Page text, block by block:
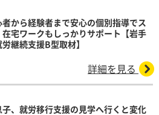
から経験者まで安心の個別指導でス
宅ワークもしっかりサポート【岩手
継続支援B型取材】
詳細を見る
、就労移行支援の見学へ行くと変化